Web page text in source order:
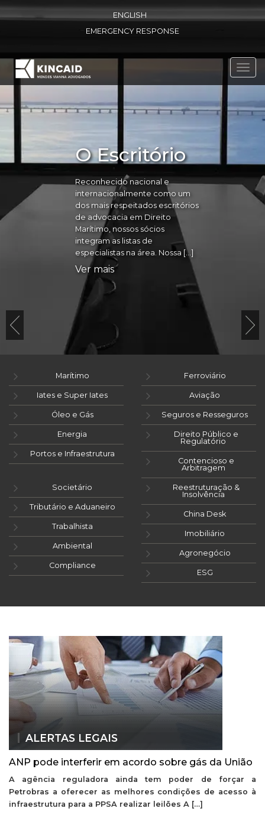
ENGLISH
EMERGENCY RESPONSE
O Escritório
Reconhecido nacional e
internacionalmente como um
dos mais respeitados escritórios
de advocacia em Direito
Marítimo, nossos sócios
integram as listas de
especialistas na área. Nossa […]
Ver mais
Marítimo
Iates e Super Iates
Óleo e Gás
Energia
Portos e Infraestrutura
Ferroviário
Aviação
Seguros e Resseguros
Direito Público e
Regulatório
Contencioso e
Arbitragem
Societário
Tributário e Aduaneiro
Trabalhista
Ambiental
Compliance
Reestruturação &
Insolvência
China Desk
Imobiliário
Agronegócio
ESG
ALERTAS LEGAIS
ANP pode interferir em acordo sobre gás da União
A agência reguladora ainda tem poder de forçar a
Petrobras a oferecer as melhores condições de acesso à
infraestrutura para a PPSA realizar leilões A […]